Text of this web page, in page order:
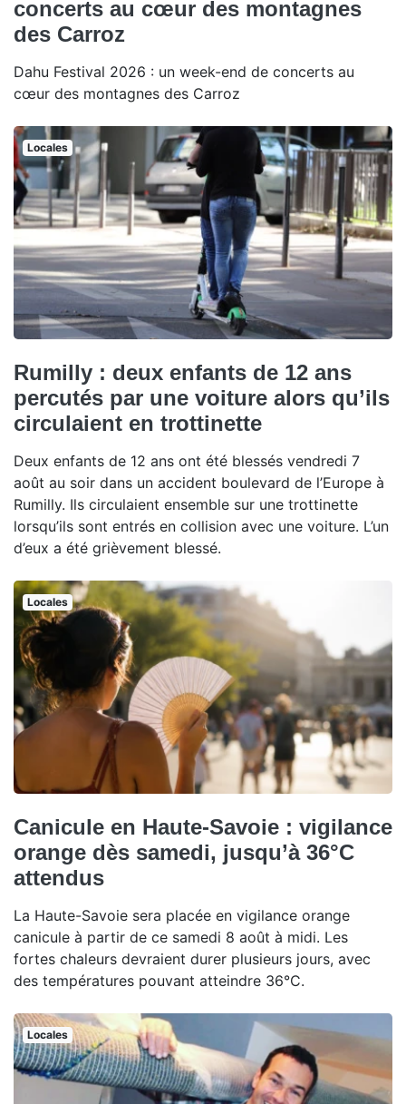
concerts au cœur des montagnes
des Carroz
Dahu Festival 2026 : un week-end de concerts au
cœur des montagnes des Carroz
Locales
Rumilly : deux enfants de 12 ans
percutés par une voiture alors qu’ils
circulaient en trottinette
Deux enfants de 12 ans ont été blessés vendredi 7
août au soir dans un accident boulevard de l’Europe à
Rumilly. Ils circulaient ensemble sur une trottinette
lorsqu’ils sont entrés en collision avec une voiture. L’un
d’eux a été grièvement blessé.
Locales
Canicule en Haute-Savoie : vigilance
orange dès samedi, jusqu’à 36°C
attendus
La Haute-Savoie sera placée en vigilance orange
canicule à partir de ce samedi 8 août à midi. Les
fortes chaleurs devraient durer plusieurs jours, avec
des températures pouvant atteindre 36°C.
Locales